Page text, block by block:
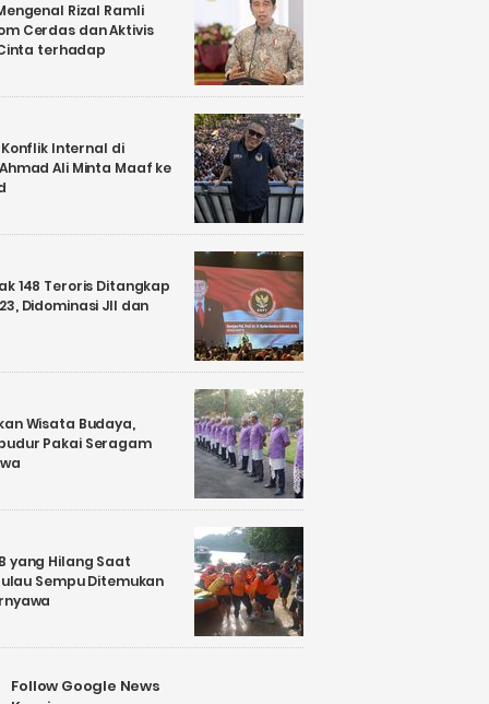
Rizal Ramli
Cerdas dan Aktivis
terhadap
Internal di
Ali Minta Maaf ke
148 Teroris Ditangkap
Didominasi JII dan
Wisata Budaya,
Pakai Seragam
yang Hilang Saat
Sempu Ditemukan
Follow Google News